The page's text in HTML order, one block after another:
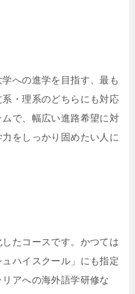
への進学を目指す、最も
・理系のどちらにも対応
で、幅広い進路希望に対
をしっかり固めたい人に
たコースです。かつては
ュハイスクール」にも指定
アへの海外語学研修な